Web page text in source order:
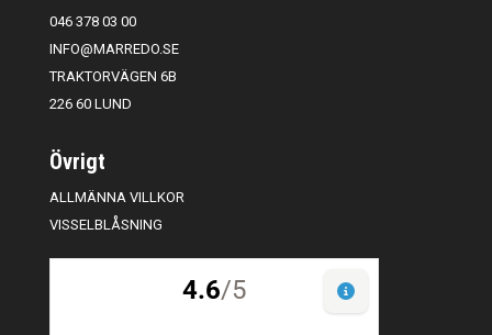
046 378 03 00
INFO@MARREDO.SE
TRAKTORVÄGEN 6B
226 60 LUND
Övrigt
ALLMÄNNA VILLKOR
VISSELBLÅSNING